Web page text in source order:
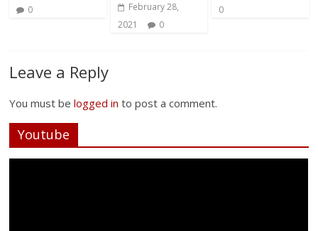
0
February 28,
2021
0
0
Leave a Reply
You must belogged in to post a comment.
Youtube